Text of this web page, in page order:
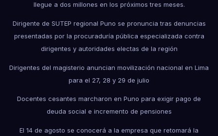
llegue a dos millones en los próximos tres meses.
Dirigente de SUTEP regional Puno se pronuncia tras denuncias
presentadas por la procuraduría pública especializada contra
dirigentes y autoridades electas de la región
Dirigentes del magisterio anuncian movilización nacional en Lima
para el 27, 28 y 29 de julio
Docentes cesantes marcharon en Puno para exigir pago de
deuda social e incremento de pensiones
El 14 de agosto se conocerá a la empresa que retomará la